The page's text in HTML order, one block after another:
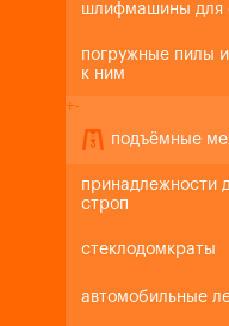
шлифмашины для
погружные пилы
к ним
+-
подъёмные
принадлежности
строп
стеклодомкраты
автомобильные